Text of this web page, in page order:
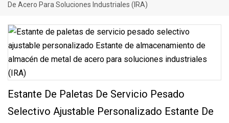
De Acero Para Soluciones Industriales (IRA)
Estante De Paletas De Servicio Pesado
Selectivo Ajustable Personalizado Estante De